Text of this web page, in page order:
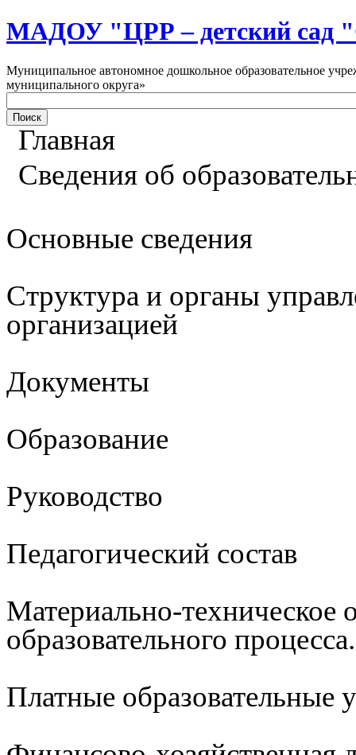
МАДОУ "ЦРР – детский
Муниципальное автономное дошкольное образовательное
муниципального округа»
Главная
Сведения об
Основные сведения
Структура и органы
организацией
Документы
Образование
Руководство
Педагогический состав
Материально-техническое
образовательного
Платные образовательные